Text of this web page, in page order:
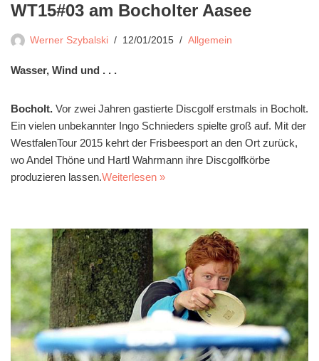
WT15#03 am Bocholter Aasee
Werner Szybalski 12/01/2015 Allgemein
Wasser, Wind und . . .
Bocholt. Vor zwei Jahren gastierte Discgolf erstmals in Bocholt.
Ein vielen unbekannter Ingo Schnieders spielte groß auf. Mit der
WestfalenTour 2015 kehrt der Frisbeesport an den Ort zurück,
wo Andel Thöne und Hartl Wahrmann ihre Discgolfkörbe
produzieren lassen.Weiterlesen »